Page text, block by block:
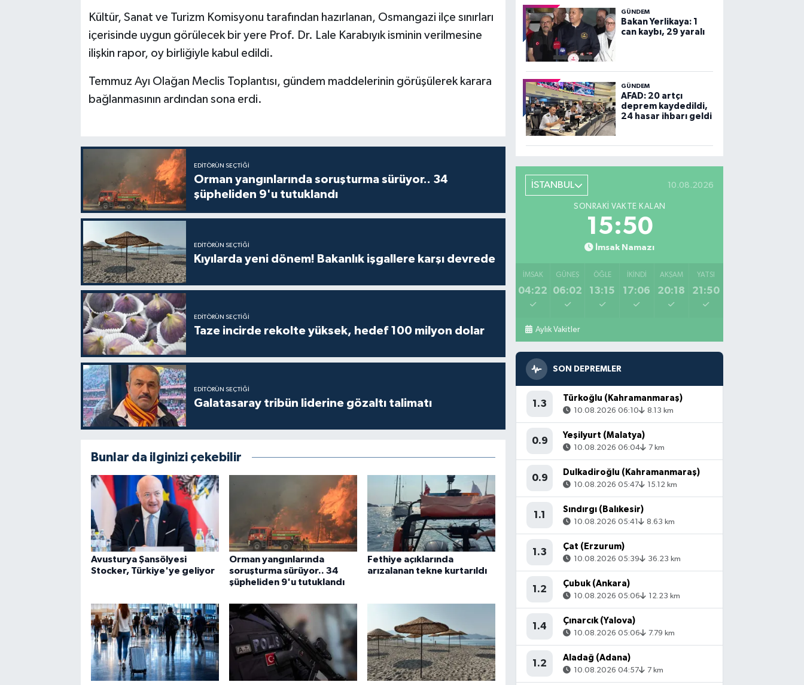
Kültür, Sanat ve Turizm Komisyonu tarafından hazırlanan, Osmangazi ilçe sınırları
içerisinde uygun görülecek bir yere Prof. Dr. Lale Karabıyık isminin verilmesine
ilişkin rapor, oy birliğiyle kabul edildi.
Temmuz Ayı Olağan Meclis Toplantısı, gündem maddelerinin görüşülerek karara
bağlanmasının ardından sona erdi.
EDITÖRÜN SEÇTIĞI
Orman yangınlarında soruşturma sürüyor.. 34
şüpheliden 9'u tutuklandı
EDITÖRÜN SEÇTIĞI
Kıyılarda yeni dönem! Bakanlık işgallere karşı devrede
EDITÖRÜN SEÇTIĞI
Taze incirde rekolte yüksek, hedef 100 milyon dolar
EDITÖRÜN SEÇTIĞI
Galatasaray tribün liderine gözaltı talimatı
Bunlar da ilginizi çekebilir
Avusturya Şansölyesi
Stocker, Türkiye'ye geliyor
Orman yangınlarında
soruşturma sürüyor.. 34
şüpheliden 9'u tutuklandı
Fethiye açıklarında
arızalanan tekne kurtarıldı
GÜNDEM
Bakan Yerlikaya: 1
can kaybı, 29 yaralı
GÜNDEM
AFAD: 20 artçı
deprem kaydedildi,
24 hasar ihbarı geldi
İSTANBUL 10.08.2026
SONRAKI VAKTE KALAN
15:48
İmsak Namazı
İMSAK
04:22
GÜNEŞ
06:02
ÖĞLE
13:15
İKINDI
17:06
AKŞAM
20:18
YATSI
21:50
Aylık Vakitler
SON DEPREMLER
1.3
Türkoğlu (Kahramanmaraş)
10.08.2026 06:10 8.13 km
0.9
Yeşilyurt (Malatya)
10.08.2026 06:04 7 km
0.9
Dulkadiroğlu (Kahramanmaraş)
10.08.2026 05:47 15.12 km
1.1
Sındırgı (Balıkesir)
10.08.2026 05:41 8.63 km
1.3
Çat (Erzurum)
10.08.2026 05:39 36.23 km
1.2
Çubuk (Ankara)
10.08.2026 05:06 12.23 km
1.4
Çınarcık (Yalova)
10.08.2026 05:06 7.79 km
1.2
Aladağ (Adana)
10.08.2026 04:57 7 km